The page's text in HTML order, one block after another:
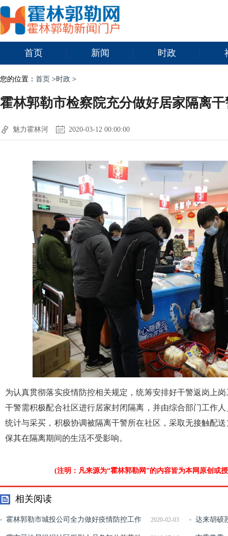
首页 新闻 时政
您的位置： 首页 >时政 >
霍林郭勒市检察院充分做好居家隔离
魅力霍林河 2020-03-12 00:00:00
为认真贯彻落实疫情防控相关规定，统筹安排好干警返岗上
干警需积极配合社区进行居家封闭隔离，并由综合部门工作
统计与采买，积极协调被隔离干警所在社区，采取无接触配
保其在隔离期间的生活不受影响。
(注明：凡来源为“霍林郭勒网”的内容皆为本网原创或
相关阅读
2020-02-03
霍林郭勒市城投公司全力做好疫情防控工作 达来胡硕